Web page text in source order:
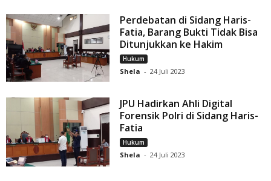
Perdebatan di Sidang Haris-
Fatia, Barang Bukti Tidak Bisa
Ditunjukkan ke Hakim
Hukum
Shela - 24 Juli 2023
JPU Hadirkan Ahli Digital
Forensik Polri di Sidang Haris-
Fatia
Hukum
Shela - 24 Juli 2023